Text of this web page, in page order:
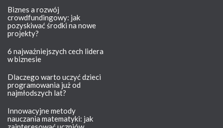
Biznes a rozwój
crowdfundingowy: jak
pozyskiwać środki na nowe
projekty?
6 najważniejszych cech lidera
w biznesie
Dlaczego warto uczyć dzieci
programowania już od
najmłodszych lat?
Innowacyjne metody
nauczania matematyki: jak